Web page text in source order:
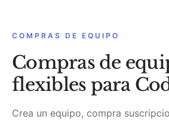
COMPRAS DE EQUIPO
Compras de
flexibles para
Crea un equipo, compra